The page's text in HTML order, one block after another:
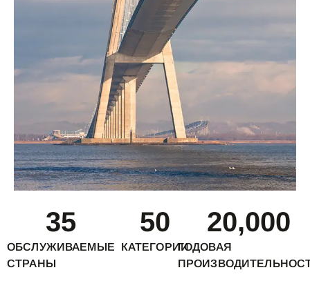
ОБСЛУЖИВАЕМЫЕ
СТРАНЫ
35
КАТЕГОРИИ
50
ГОДОВАЯ
20,000